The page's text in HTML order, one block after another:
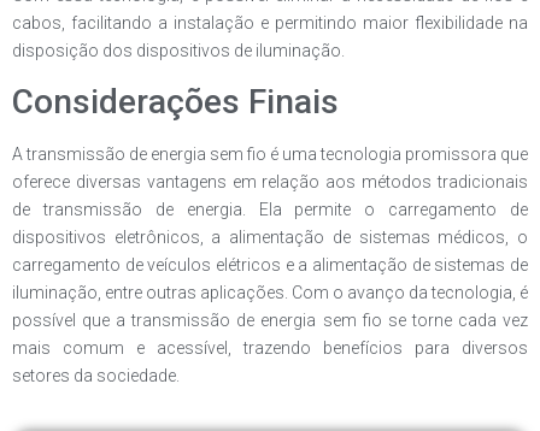
cabos, facilitando a instalação e permitindo maior flexibilidade na
disposição dos dispositivos de iluminação.
Considerações Finais
A transmissão de energia sem fio é uma tecnologia promissora que
oferece diversas vantagens em relação aos métodos tradicionais
de transmissão de energia. Ela permite o carregamento de
dispositivos eletrônicos, a alimentação de sistemas médicos, o
carregamento de veículos elétricos e a alimentação de sistemas de
iluminação, entre outras aplicações. Com o avanço da tecnologia, é
possível que a transmissão de energia sem fio se torne cada vez
mais comum e acessível, trazendo benefícios para diversos
setores da sociedade.